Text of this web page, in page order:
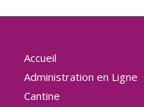
Accueil
Administration en Ligne
Cantine